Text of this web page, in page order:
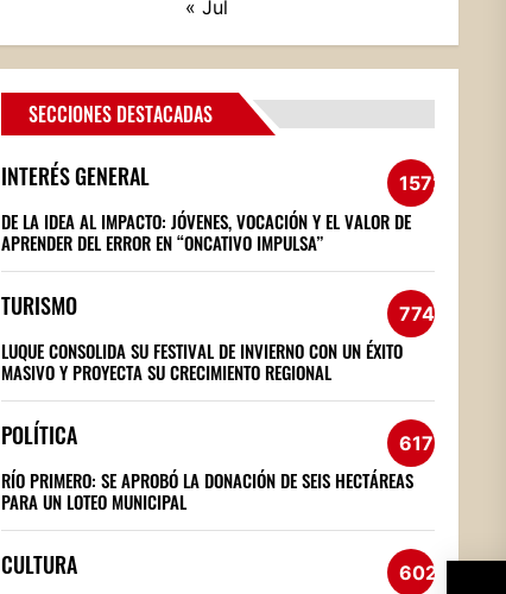
« Jul
SECCIONES DESTACADAS
INTERÉS GENERAL 1572
DE LA IDEA AL IMPACTO: JÓVENES, VOCACIÓN Y EL VALOR DE
APRENDER DEL ERROR EN “ONCATIVO IMPULSA”
TURISMO 774
LUQUE CONSOLIDA SU FESTIVAL DE INVIERNO CON UN ÉXITO
MASIVO Y PROYECTA SU CRECIMIENTO REGIONAL
POLÍTICA 617
RÍO PRIMERO: SE APROBÓ LA DONACIÓN DE SEIS HECTÁREAS
PARA UN LOTEO MUNICIPAL
CULTURA 602